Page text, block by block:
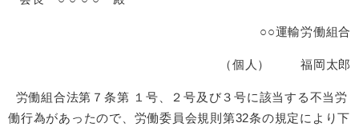
○○運輸労働組合
（個人） 福岡太郎
労働組合法第７条第 １号、２号及び３号に該当する不当労
働行為があったので、労働委員会規則第32条の規定により下